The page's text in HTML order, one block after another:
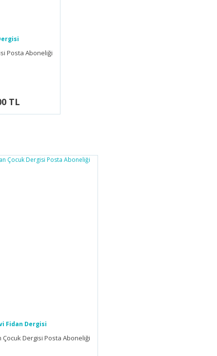
Posta Aboneliği
TL
Fidan Dergisi
Çocuk Dergisi Posta Aboneliği